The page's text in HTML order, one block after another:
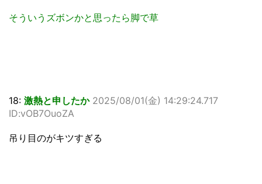
そういうズボンかと思ったら脚で草
18: 激熱と申したか 2025/08/01(金) 14:29:24.717
ID:vOB7OuoZA
吊り目のがキツすぎる